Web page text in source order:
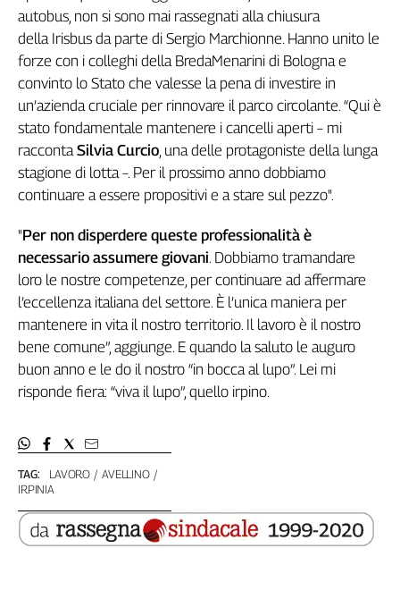
TAG: LAVORO
AVELLINO
IRPINIA
autobus, non si sono mai rassegnati alla chiusura
della Irisbus da parte di Sergio Marchionne. Hanno unito le
forze con i colleghi della BredaMenarini di Bologna e
convinto lo Stato che valesse la pena di investire in
un’azienda cruciale per rinnovare il parco circolante. “Qui è
stato fondamentale mantenere i cancelli aperti – mi
raccontaSilvia Curcio, una delle protagoniste della lunga
stagione di lotta –. Per il prossimo anno dobbiamo
continuare a essere propositivi e a stare sul pezzo".
"Per non disperdere queste professionalità è
necessario assumere giovani. Dobbiamo tramandare
loro le nostre competenze, per continuare ad affermare
l’eccellenza italiana del settore. È l’unica maniera per
mantenere in vita il nostro territorio. Il lavoro è il nostro
bene comune”, aggiunge. E quando la saluto le auguro
buon anno e le do il nostro “in bocca al lupo”. Lei mi
risponde fiera: “viva il lupo”, quello irpino.